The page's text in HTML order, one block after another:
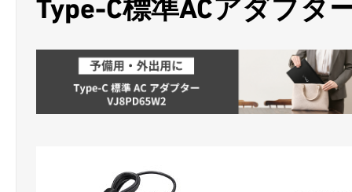
Type-C標準ACアダプタ